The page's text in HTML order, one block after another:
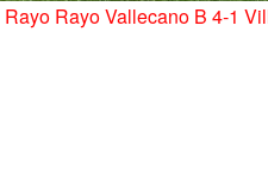
Rayo Rayo Vallecano B 4-1